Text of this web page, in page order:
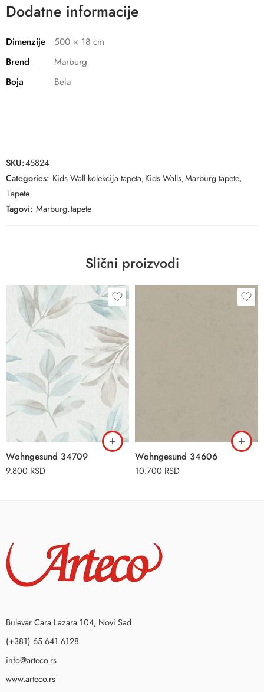
Dodatne informacije
Dimenzije
500 × 18 cm
Brend
Marburg
Boja
Bela
SKU:45824
Categories: Kids Wall kolekcija tapeta,Kids Walls,Marburg tapete,
Tapete
Tagovi: Marburg,tapete
Slični proizvodi
Wohngesund 34709
9.800 RSD
Wohngesund 34606
10.700 RSD
Bulevar Cara Lazara 104, Novi Sad
(+381) 65 641 6128
info@arteco.rs
www.arteco.rs